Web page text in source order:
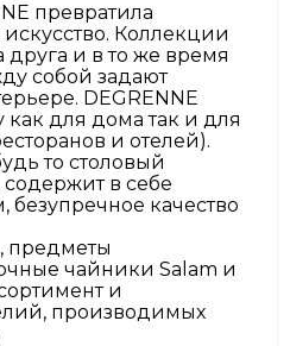
превратила
Коллекции
друга и в то же время
собой задают
DEGRENNE
как для дома так и для
и отелей).
то столовый
в себе
качество
предметы
чайники Salam и
и
производимых